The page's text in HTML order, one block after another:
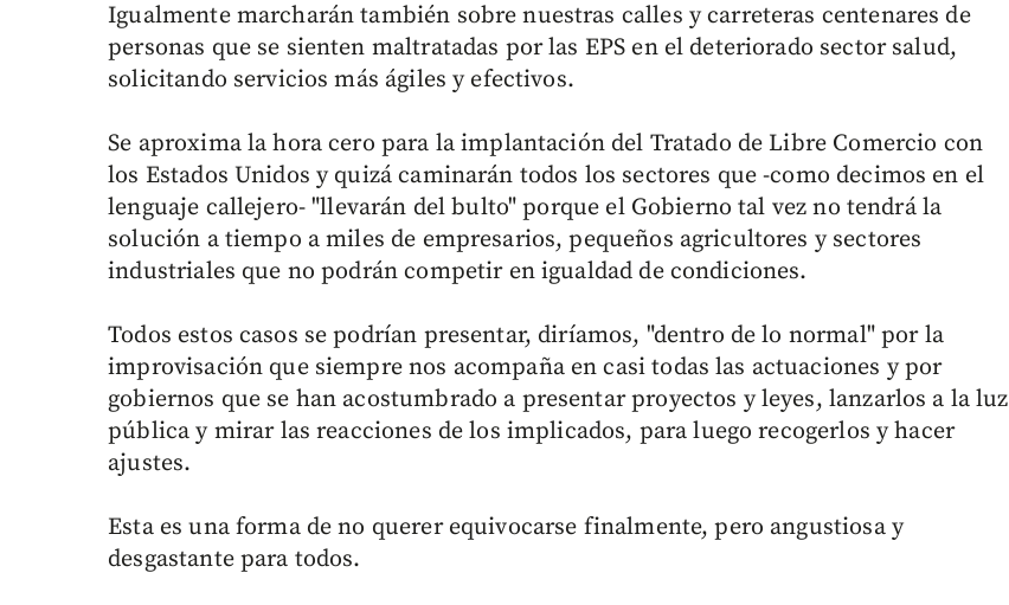
Igualmente marcharán también sobre nuestras calles y carreteras centenares de
personas que se sienten maltratadas por las EPS en el deteriorado sector salud,
solicitando servicios más ágiles y efectivos.
Se aproxima la hora cero para la implantación del Tratado de Libre Comercio con
los Estados Unidos y quizá caminarán todos los sectores que -como decimos en el
lenguaje callejero- "llevarán del bulto" porque el Gobierno tal vez no tendrá la
solución a tiempo a miles de empresarios, pequeños agricultores y sectores
industriales que no podrán competir en igualdad de condiciones.
Todos estos casos se podrían presentar, diríamos, "dentro de lo normal" por la
improvisación que siempre nos acompaña en casi todas las actuaciones y por
gobiernos que se han acostumbrado a presentar proyectos y leyes, lanzarlos a la luz
pública y mirar las reacciones de los implicados, para luego recogerlos y hacer
ajustes.
Esta es una forma de no querer equivocarse finalmente, pero angustiosa y
desgastante para todos.